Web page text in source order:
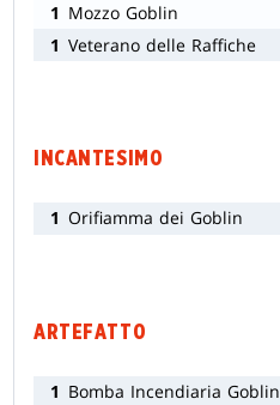
1 Mozzo Goblin
1 Veterano delle Raffiche
INCANTESIMO
1 Orifiamma dei Goblin
ARTEFATTO
1 Bomba Incendiaria Goblin